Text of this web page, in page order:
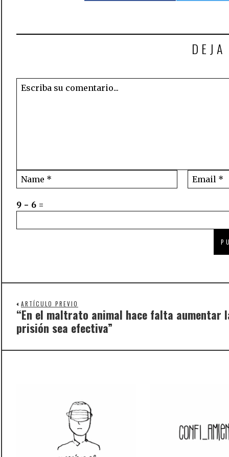
9 − 6 =
ARTÍCULO PREVIO
Previous
post:
“En el maltrato animal hace falta aumentar
prisión sea efectiva”